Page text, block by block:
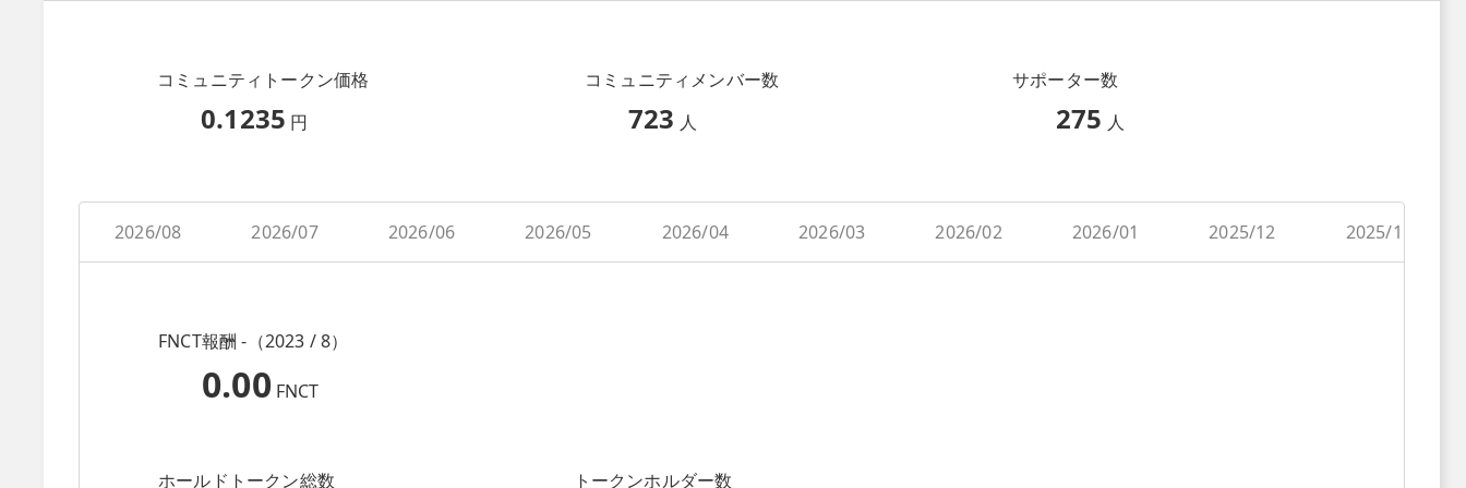
コミュニティトークン価格
0.1235 円
コミュニティメンバー数
723 人
サポーター数
275 人
2026/08 2026/07 2026/06 2026/05 2026/04 2026/03 2026/02 2026/01 2025/12 2025/11
FNCT報酬 -（2023 / 8）
0.00 FNCT
ホールドトークン総数 トークンホルダー数